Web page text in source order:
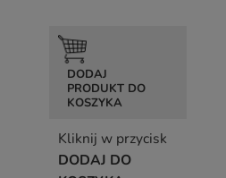
DODAJ
PRODUKT DO
KOSZYKA
Kliknij w przycisk
DODAJ DO